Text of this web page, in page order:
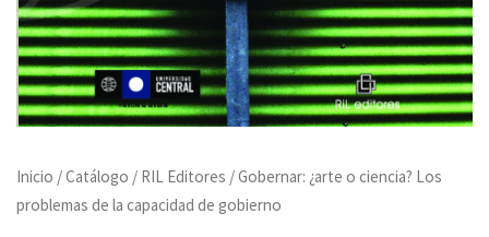
Inicio /Catálogo / RIL Editores / Gobernar: ¿arte o ciencia? Los
problemas de la capacidad de gobierno